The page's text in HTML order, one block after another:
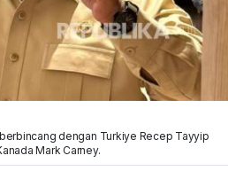
dengan Turkiye Recep Tayyip
Mark Carney.